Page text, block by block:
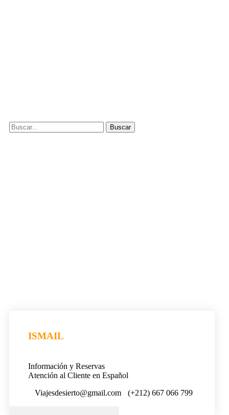
ISMAIL
Información y Reservas
Atención al Cliente en Español
Viajesdesierto@gmail.com
(+212) 667 066 799